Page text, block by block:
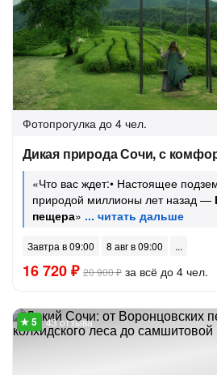
Фотопрогулка до 4 чел.
Дикая природа Сочи, с
«Что вас ждет:• Настоящее
природой миллионы лет назад —
пещера»
Завтра в 09:00 8 авг в 09:00
16 720 ₽ 20 900 ₽ за всё до 4 чел.
43 отзыва